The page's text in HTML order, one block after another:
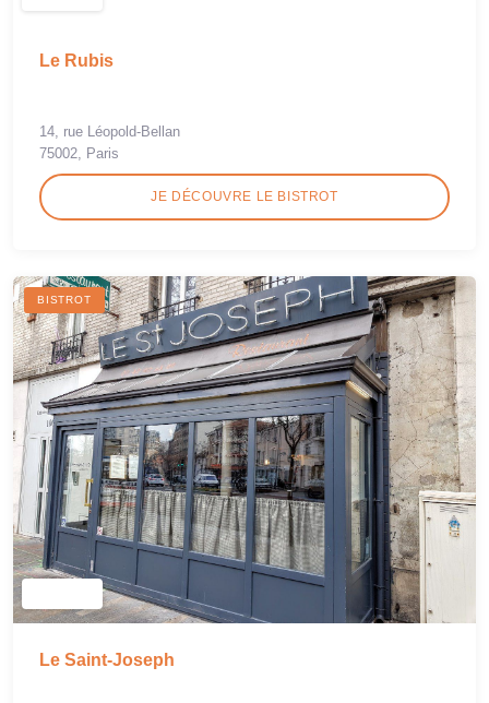
Le Rubis
14, rue Léopold-Bellan
75002, Paris
JE DÉCOUVRE LE BISTROT
BISTROT
Le Saint-Joseph